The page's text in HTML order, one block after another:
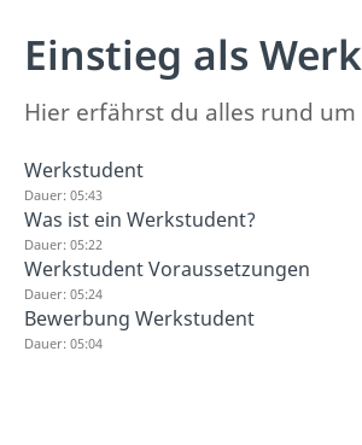
Einstieg als
Hier erfährst du alles rund
Werkstudent
Dauer: 05:43
Was ist ein Werkstudent?
Dauer: 05:22
Werkstudent Voraussetzungen
Dauer: 05:24
Bewerbung Werkstudent
Dauer: 05:04